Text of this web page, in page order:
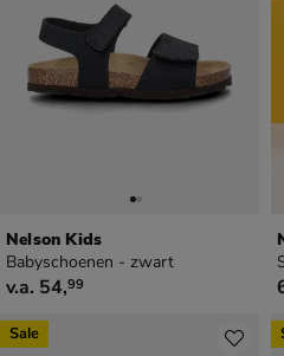
Nelson Kids
Babyschoenen - zwart
vanaf € 54,99
v.a. 54,99
Sale